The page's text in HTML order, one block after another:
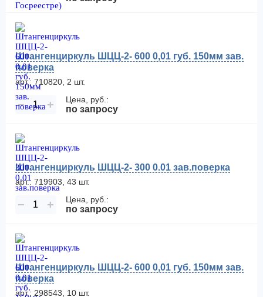
Штангенциркуль ШЦЦ-2- 600 0,01 губ. 150мм зав.
поверка
арт.: 710820, 2 шт.
− + Цена, руб.:
по запросу
Штангенциркуль ШЦЦ-2- 300 0.01 зав.поверка
арт.: 719903, 43 шт.
− + Цена, руб.:
по запросу
Штангенциркуль ШЦЦ-2- 600 0,01 губ. 150мм зав.
поверка
арт.: 298543, 10 шт.